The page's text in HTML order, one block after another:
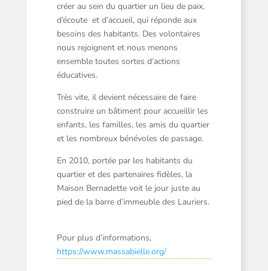
créer au sein du quartier un lieu de paix,
d’écoute et d’accueil, qui réponde aux
besoins des habitants. Des volontaires
nous rejoignent et nous menons
ensemble toutes sortes d’actions
éducatives.
Très vite, il devient nécessaire de faire
construire un bâtiment pour accueillir les
enfants, les familles, les amis du quartier
et les nombreux bénévoles de passage.
En 2010, portée par les habitants du
quartier et des partenaires fidèles, la
Maison Bernadette voit le jour juste au
pied de la barre d’immeuble des Lauriers.
Pour plus d’informations,
https://www.massabielle.org/